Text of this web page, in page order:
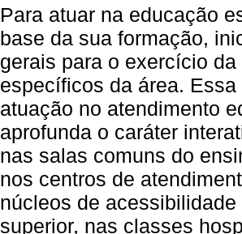
Para atuar na educação
base da sua formação,
gerais para o exercício
específicos da área.
atuação no atendimento
aprofunda o caráter
nas salas comuns do
nos centros de
núcleos de
superior, nas classes